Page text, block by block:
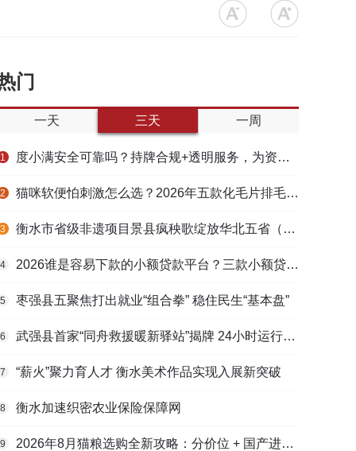
门
一天 三天 一周
1 度小满安全可靠吗？持牌合规+透明服务，为资金周转筑牢多重保障
2 猫咪软便怕刺激怎么选？2026年五款化毛片排毛护肠避坑指南
3 衡水市省级非遗项目景县疯秧歌绽放华北五省（区）市舞蹈大赛舞台
4 2026谁是容易下款的小额贷款平台？三款小额贷款产品全面对比
5 枣强县五聚焦打出就业“组合拳” 稳住民生“基本盘”
6 武强县首家“同舟救援暖新驿站”揭牌 24小时运行守护户外劳动者
7 “薪火”聚力育人才 衡水美术作品实现入展新突破
8 衡水加速织密农业保险保障网
9 2026年8月猫粮选购全新攻略：分价位 + 国产进口测评，幼猫 / 成猫 / 老年猫适配，口碑好粮